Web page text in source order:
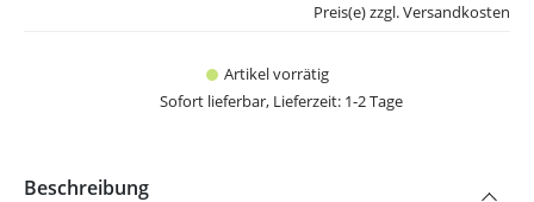
Artikel vorrätig
Sofort lieferbar, Lieferzeit: 1-2 Tage
Preis(e) zzgl. Versandkosten
Beschreibung